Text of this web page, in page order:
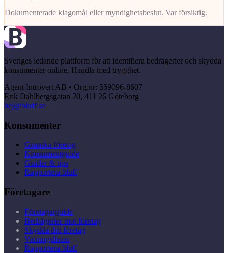
Dokumenterade klagomål eller myndighetsbeslut. Var försiktig.
Sveriges ledande plattform för att identifiera bedrägerier och skydda
konsumenter online. Handla med trygghet.
Agent Introvert AB • Org.nr: 559096-8607
Erik Dahlbergsgatan 20, 411 26 Göteborg
hej@bluff.se
Konsumenter
Granska företag
Konsumentguide
Guider & tips
Rapportera bluff
Företagare
Företagarguide
Bedrägerier mot företag
Skydda ditt företag
Varningslistan
Rapportera bluff